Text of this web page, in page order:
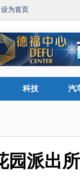
设为首页
科技 汽
园派出